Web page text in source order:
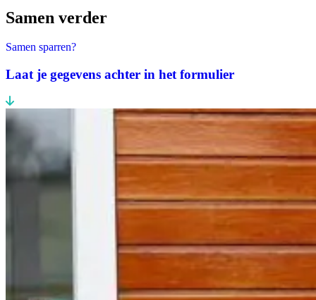
Samen verder
Samen sparren?
Laat je gegevens achter in het formulier